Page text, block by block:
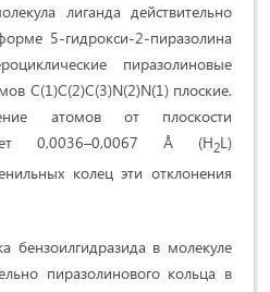
лиганда действительно
5-гидрокси-2-пиразолина
пиразолиновые
С(1)С(2)С(3)N(2)N(1) плоские.
атомов от плоскости
0,0036–0,0067 Å (H2L)
колец эти отклонения
бензоилгидразида в молекуле
пиразолинового кольца в